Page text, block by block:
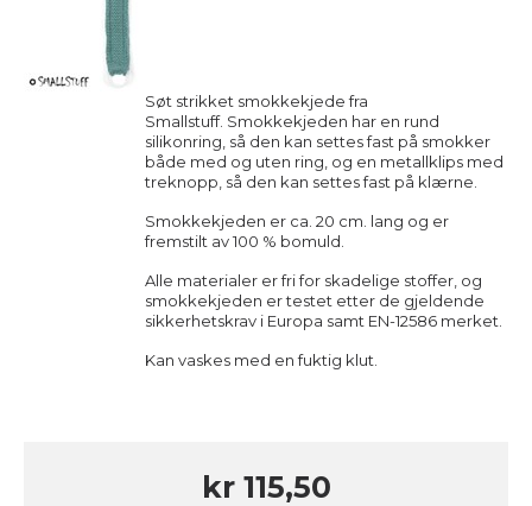
Søt strikket smokkekjede fra
Smallstuff. Smokkekjeden har en rund
silikonring, så den kan settes fast på smokker
både med og uten ring, og en metallklips med
treknopp, så den kan settes fast på klærne.
Smokkekjeden er ca. 20 cm. lang og er
fremstilt av 100 % bomuld.
Alle materialer er fri for skadelige stoffer, og
smokkekjeden er testet etter de gjeldende
sikkerhetskrav i Europa samt EN-12586 merket.
Kan vaskes med en fuktig klut.
kr 115,50